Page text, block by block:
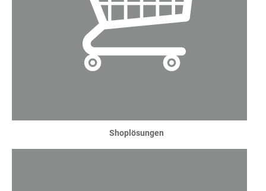
Shoplösungen